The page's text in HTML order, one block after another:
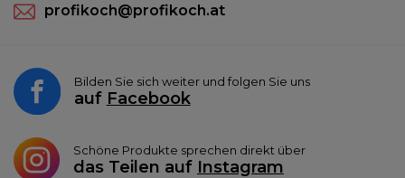
profikoch@profikoch.at
Bilden Sie sich weiter und folgen Sie uns
auf Facebook
Schöne Produkte sprechen direkt über
das Teilen auf Instagram